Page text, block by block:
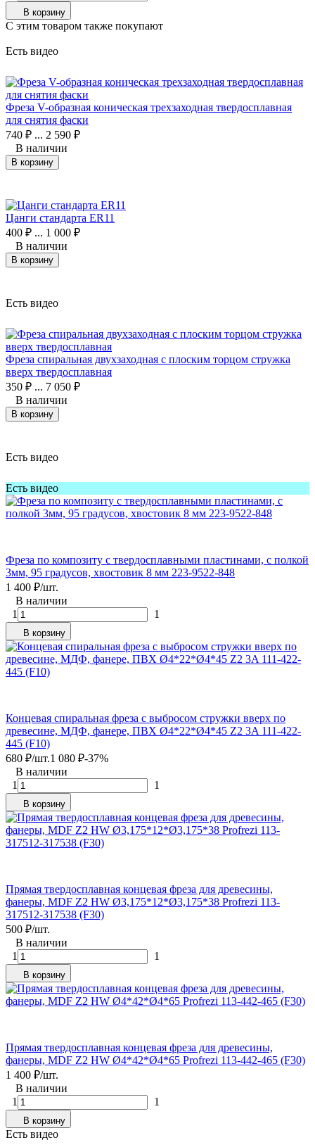
В корзину
C этим товаром также покупают
Есть видео
Фреза V-образная коническая трехзаходная твердосплавная
для снятия фаски
740 ₽ ... 2 590 ₽
В наличии
В корзину
Цанги стандарта ER11
400 ₽ ... 1 000 ₽
В наличии
В корзину
Есть видео
Фреза спиральная двухзаходная с плоским торцом стружка
вверх твердосплавная
350 ₽ ... 7 050 ₽
В наличии
В корзину
Есть видео
Есть видео
Фреза по композиту с твердосплавными пластинами, с полкой
3мм, 95 градусов, хвостовик 8 мм 223-9522-848
1 400 ₽/шт.
В наличии
1
1
В корзину
Концевая спиральная фреза с выбросом стружки вверх по
древесине, МДФ, фанере, ПВХ Ø4*22*Ø4*45 Z2 3A 111-422-
445 (F10)
680 ₽/шт.1 080 ₽-37%
В наличии
1
1
В корзину
Прямая твердосплавная концевая фреза для древесины,
фанеры, MDF Z2 HW Ø3,175*12*Ø3,175*38 Profrezi 113-
317512-317538 (F30)
500 ₽/шт.
В наличии
1
1
В корзину
Прямая твердосплавная концевая фреза для древесины,
фанеры, MDF Z2 HW Ø4*42*Ø4*65 Profrezi 113-442-465 (F30)
1 400 ₽/шт.
В наличии
1
1
В корзину
Есть видео